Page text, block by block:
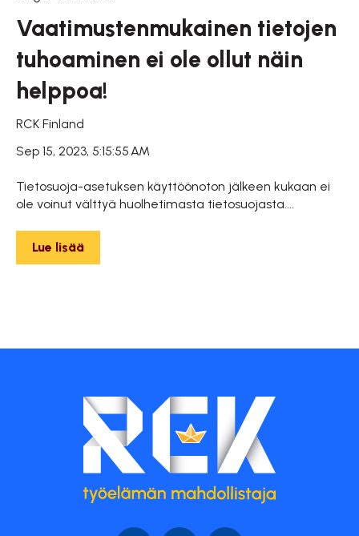
Vaatimustenmukainen tietojen
tuhoaminen ei ole ollut näin
helppoa!
RCK Finland
Sep 15, 2023, 5:15:55 AM
Tietosuoja-asetuksen käyttöönoton jälkeen kukaan ei
ole voinut välttyä huolhetimasta tietosuojasta....
Lue lisää